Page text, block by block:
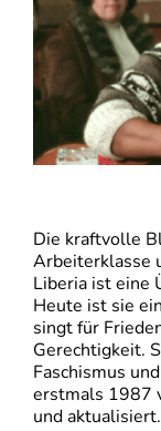
Die kraftvolle
Arbeiterklasse
Liberia ist eine
Heute ist sie
singt für
Gerechtigkeit.
Faschismus
erstmals 1987
und aktualisiert.